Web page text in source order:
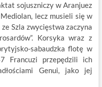
sojuszniczy w Aranjuez
lecz musieli się w
Szla zwycięstwa zaczyna
Korsyka wraz z
sabaudzka flotę w
Francuzi przepędzili ich
Genui, jako jej